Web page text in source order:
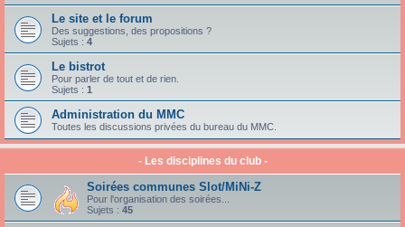
e
Le site et le forum
Des suggestions, des propositions ?
Sujets : 4
Le bistrot
Pour parler de tout et de rien.
Sujets : 1
Administration du MMC
Toutes les discussions privées du bureau du MMC.
- Les disciplines du club -
Soirées communes Slot/MiNi-Z
Pour l'organisation des soirées...
Sujets : 45